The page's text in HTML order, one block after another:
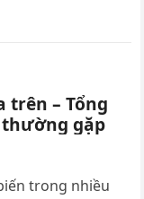
trên – Tổng
gặp
trong nhiều